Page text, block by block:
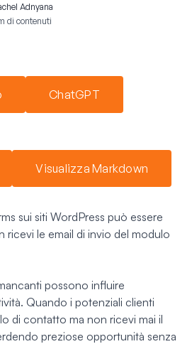
Adnyana
di contenuti
ChatGPT
Visualizza Markdown
sui siti WordPress può essere
ricevi le email di invio del modulo
possono influire
Quando i potenziali clienti
di contatto ma non ricevi mai il
preziose opportunità senza